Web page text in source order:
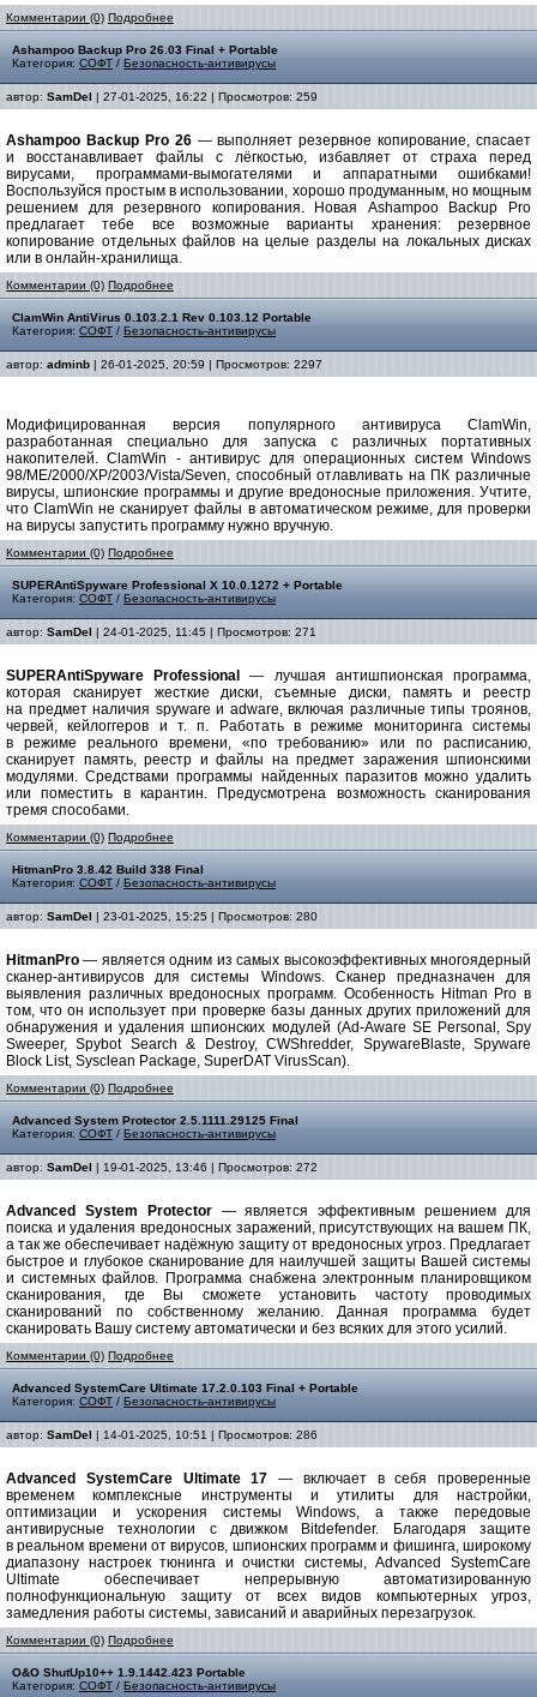
Комментарии (0) Подробнее
Ashampoo Backup Pro 26.03 Final + Portable
Категория: СОФТ / Безопасность-антивирусы
автор: SamDel | 27-01-2025, 16:22 | Просмотров: 259
Ashampoo Backup Pro 26— выполняет резервное копирование, спасает
и восстанавливает файлы с лёгкостью, избавляет от страха перед
вирусами, программами-вымогателями и аппаратными ошибками!
Воспользуйся простым в использовании, хорошо продуманным, но мощным
решением для резервного копирования. Новая Ashampoo Backup Pro
предлагает тебе все возможные варианты хранения: резервное
копирование отдельных файлов на целые разделы на локальных дисках
или в онлайн-хранилища.
Комментарии (0) Подробнее
ClamWin AntiVirus 0.103.2.1 Rev 0.103.12 Portable
Категория: СОФТ / Безопасность-антивирусы
автор: adminb | 26-01-2025, 20:59 | Просмотров: 2297
Модифицированная версия популярного антивируса ClamWin,
разработанная специально для запуска с различных портативных
накопителей. ClamWin - антивирус для операционных систем Windows
98/ME/2000/XP/2003/Vista/Seven, способный отлавливать на ПК различные
вирусы, шпионские программы и другие вредоносные приложения. Учтите,
что ClamWin не сканирует файлы в автоматическом режиме, для проверки
на вирусы запустить программу нужно вручную.
Комментарии (0) Подробнее
SUPERAntiSpyware Professional X 10.0.1272 + Portable
Категория: СОФТ / Безопасность-антивирусы
автор: SamDel | 24-01-2025, 11:45 | Просмотров: 271
SUPERAntiSpyware Professional
— лучшая антишпионская программа,
которая сканирует жесткие диски, съемные диски, память и реестр
на предмет наличия spyware и adware, включая различные типы троянов,
червей, кейлоггеров и т. п. Работать в режиме мониторинга системы
в режиме реального времени, «по требованию» или по расписанию,
сканирует память, реестр и файлы на предмет заражения шпионскими
модулями. Средствами программы найденных паразитов можно удалить
или поместить в карантин. Предусмотрена возможность сканирования
тремя способами.
Комментарии (0) Подробнее
HitmanPro 3.8.42 Build 338 Final
Категория: СОФТ / Безопасность-антивирусы
автор: SamDel | 23-01-2025, 15:25 | Просмотров: 280
HitmanPro — является одним из самых высокоэффективных многоядерный
сканер-антивирусов для системы Windows. Сканер предназначен для
выявления различных вредоносных программ. Особенность Hitman Pro в
том, что он использует при проверке базы данных других приложений для
обнаружения и удаления шпионских модулей (Ad-Aware SE Personal, Spy
Sweeper, Spybot Search & Destroy, CWShredder, SpywareBlaste, Spyware
Block List, Sysclean Package, SuperDAT VirusScan).
Комментарии (0) Подробнее
Advanced System Protector 2.5.1111.29125 Final
Категория: СОФТ / Безопасность-антивирусы
автор: SamDel | 19-01-2025, 13:46 | Просмотров: 272
Advanced System Protector— является эффективным решением для
поиска и удаления вредоносных заражений, присутствующих на вашем ПК,
а так же обеспечивает надёжную защиту от вредоносных угроз. Предлагает
быстрое и глубокое сканирование для наилучшей защиты Вашей системы
и системных файлов. Программа снабжена электронным планировщиком
сканирования, где Вы сможете установить частоту проводимых
сканирований по собственному желанию. Данная программа будет
сканировать Вашу систему автоматически и без всяких для этого усилий.
Комментарии (0) Подробнее
Advanced SystemCare Ultimate 17.2.0.103 Final + Portable
Категория: СОФТ / Безопасность-антивирусы
автор: SamDel | 14-01-2025, 10:51 | Просмотров: 286
Advanced SystemCare Ultimate 17 — включает в себя проверенные
временем комплексные инструменты и утилиты для настройки,
оптимизации и ускорения системы Windows, а также передовые
антивирусные технологии с движком Bitdefender. Благодаря защите
в реальном времени от вирусов, шпионских программ и фишинга, широкому
диапазону настроек тюнинга и очистки системы, Advanced SystemCare
Ultimate обеспечивает непрерывную автоматизированную
полнофункциональную защиту от всех видов компьютерных угроз,
замедления работы системы, зависаний и аварийных перезагрузок.
Комментарии (0) Подробнее
O&O ShutUp10++ 1.9.1442.423 Portable
Категория: СОФТ / Безопасность-антивирусы